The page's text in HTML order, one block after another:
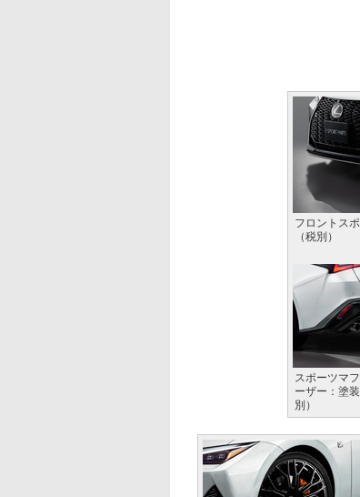
フロントス
（税別）
スポーツマ
ーザー：塗
別）